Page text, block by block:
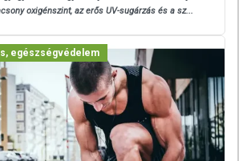
oxigénszint, az erős UV-sugárzás és a sz...
egészségvédelem